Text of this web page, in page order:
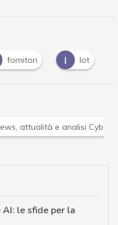
I Iot V
ultime news in tempo
le sfide per la